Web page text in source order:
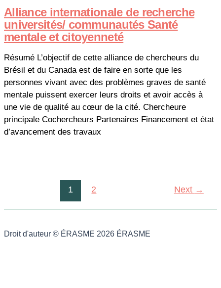
Alliance internationale de recherche
universités/ communautés Santé
mentale et citoyenneté
Résumé L’objectif de cette alliance de chercheurs du
Brésil et du Canada est de faire en sorte que les
personnes vivant avec des problèmes graves de santé
mentale puissent exercer leurs droits et avoir accès à
une vie de qualité au cœur de la cité. Chercheure
principale Cochercheurs Partenaires Financement et état
d’avancement des travaux
1 2 Next →
Droit d'auteur © ÉRASME 2026 ÉRASME